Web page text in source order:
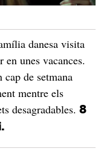
danesa visita
unes vacances.
cap de setmana
mentre els
desagradables. 8